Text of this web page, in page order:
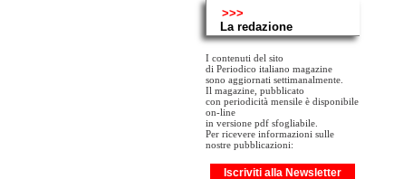
>>>
La redazione
I contenuti del sito
di Periodico italiano magazine
sono aggiornati settimanalmente.
Il magazine, pubblicato
con periodicità mensile è disponibile
on-line
in versione pdf sfogliabile.
Per ricevere informazioni sulle
nostre pubblicazioni:
Iscriviti alla Newsletter